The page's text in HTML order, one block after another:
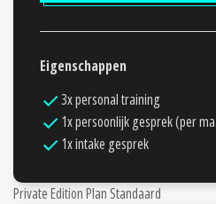
Eigenschappen
3x personal training
1x persoonlijk gesprek (per
1x intake gesprek
Private Edition Plan Standaard